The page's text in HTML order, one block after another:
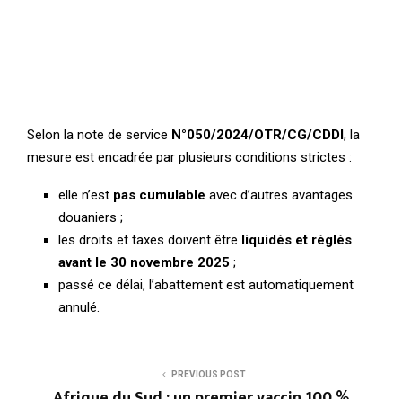
Selon la note de service N°050/2024/OTR/CG/CDDI, la
mesure est encadrée par plusieurs conditions strictes :
elle n’est pas cumulable avec d’autres avantages
douaniers ;
les droits et taxes doivent être liquidés et réglés
avant le 30 novembre 2025 ;
passé ce délai, l’abattement est automatiquement
annulé.
PREVIOUS POST